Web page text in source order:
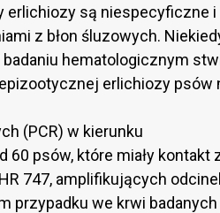
erlichiozy są niespecyficzne i
z błon śluzowych.
hematologicznym
erlichiozy psów
(PCR) w kierunku
60 psów, które miały kontakt
747, amplifikujących
przypadku we krwi